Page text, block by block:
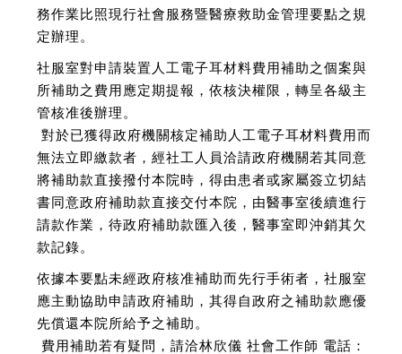
務作業比照現行社會服務暨醫療救助金管理要點之規
定辦理。
社服室對申請裝置人工電子耳材料費用補助之個案與
所補助之費用應定期提報，依核決權限，轉呈各級主
管核准後辦理。
對於已獲得政府機關核定補助人工電子耳材料費用而
無法立即繳款者，經社工人員洽請政府機關若其同意
將補助款直接撥付本院時，得由患者或家屬簽立切結
書同意政府補助款直接交付本院，由醫事室後續進行
請款作業，待政府補助款匯入後，醫事室即沖銷其欠
款記錄。
依據本要點未經政府核准補助而先行手術者，社服室
應主動協助申請政府補助，其得自政府之補助款應優
先償還本院所給予之補助。
費用補助若有疑問，請洽林欣儀 社會工作師 電話：